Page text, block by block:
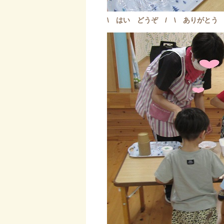
\ はい どうぞ / \ ありがとう